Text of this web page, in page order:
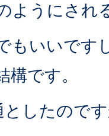
ようにされ
もいいです
構です。
したので